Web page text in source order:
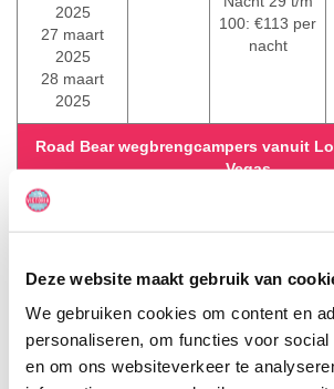
Deze website maakt gebruik van
We gebruiken cookies om content en
personaliseren, om functies voor social
en om ons websiteverkeer te
2025
27 maart
2025
28 maart
2025
100: €113 per
nacht
Road Bear wegbrengcampers vanuit
Vegas
Ophalen:
nacht:
De eerste 7
Nacht 8 t/m
14: €107 per